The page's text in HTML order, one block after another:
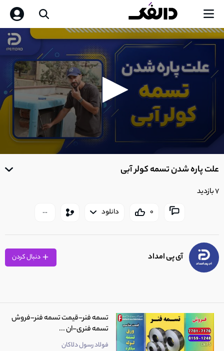
0
of علت پاره شدن تسمه کولر آبی
7 بازدید
0 دانلود
آی پی امداد
تسمه فنر-قیمت تسمه فنر-فروش
تسمه فنری-ان ...
فولاد رسول دلاکان